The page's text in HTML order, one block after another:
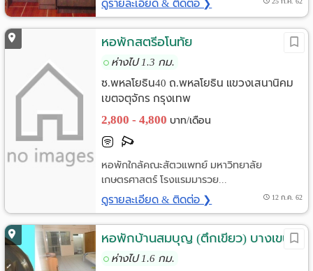
ดูรายละเอียด & ติดต่อ ❯
หอพักสตรีอโนทัย
ห่างไป 1.3 กม.
ซ.พหลโยธิน40 ถ.พหลโยธิน แขวงเสนานิคม
เขตจตุจักร กรุงเทพ
2,800 - 4,800 บาท/เดือน
หอพักใกล้คณะสัตวแพทย์ มหาวิทยาลัย
เกษตรศาสตร์ โรงแรมมารวย...
ดูรายละเอียด & ติดต่อ ❯ 12 ก.ค. 62
หอพักบ้านสมบุญ (ตึกเขียว) บางเขน
ห่างไป 1.6 กม.